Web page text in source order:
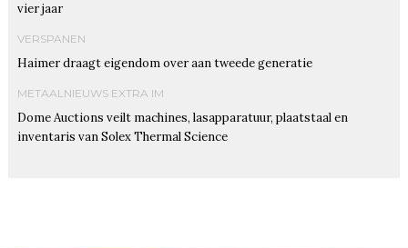
vier jaar
VERSPANEN
Haimer draagt eigendom over aan tweede generatie
METAALNIEUWS EXTRA IM
Dome Auctions veilt machines, lasapparatuur, plaatstaal en
inventaris van Solex Thermal Science